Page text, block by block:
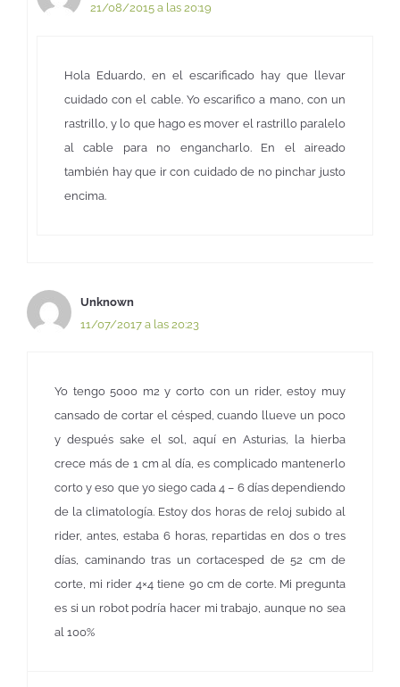
21/08/2015 a las 20:19
Hola Eduardo, en el escarificado hay que llevar
cuidado con el cable. Yo escarifico a mano, con un
rastrillo, y lo que hago es mover el rastrillo paralelo
al cable para no engancharlo. En el aireado
también hay que ir con cuidado de no pinchar justo
encima.
Unknown
11/07/2017 a las 20:23
Yo tengo 5000 m2 y corto con un rider, estoy muy
cansado de cortar el césped, cuando llueve un poco
y después sake el sol, aquí en Asturias, la hierba
crece más de 1 cm al día, es complicado mantenerlo
corto y eso que yo siego cada 4 – 6 días dependiendo
de la climatología. Estoy dos horas de reloj subido al
rider, antes, estaba 6 horas, repartidas en dos o tres
días, caminando tras un cortacesped de 52 cm de
corte, mi rider 4×4 tiene 90 cm de corte. Mi pregunta
es si un robot podría hacer mi trabajo, aunque no sea
al 100%